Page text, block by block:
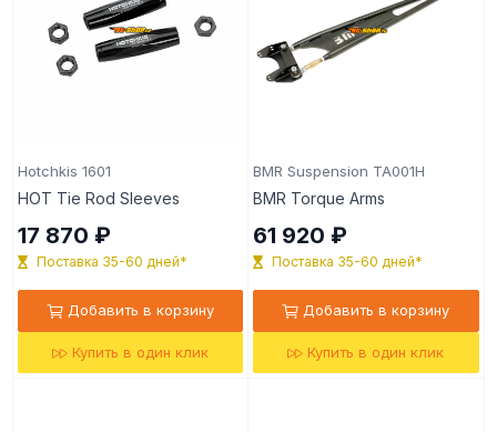
Hotchkis 1601
HOT Tie Rod Sleeves
17 870 ₽
Поставка 35-60 дней*
Добавить в корзину
Купить в один клик
BMR Suspension TA001H
BMR Torque Arms
61 920 ₽
Поставка 35-60 дней*
Добавить в корзину
Купить в один клик